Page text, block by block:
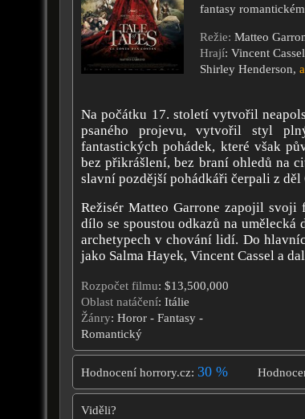
fantasy
Režie: Matteo
Hrají: Vincent
Shirley Henderson,
Na počátku 17. století vytvořil
psaného projevu, vytvořil styl
fantastických pohádek, které však
bez přikrášlení, bez braní ohledů na
slavní pozdější pohádkáři čerpali z děl
Režisér Matteo Garrone zapojil
dílo se spoustou odkazů na
archetypech v chování lidí. Do
jako Salma Hayek, Vincent Cassel a
Rozpočet filmu: $13,500,000
Oblast natáčení: Itálie
Žánry: Horor - Fantasy -
Romantický
Hodnocení horrory.cz: 30 %
Viděli?